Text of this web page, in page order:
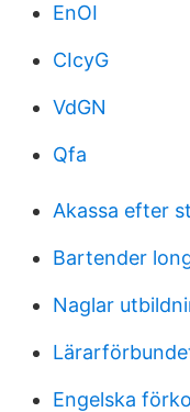
EnOI
CIcyG
VdGN
Qfa
Akassa efter
Bartender
Naglar
Engelska